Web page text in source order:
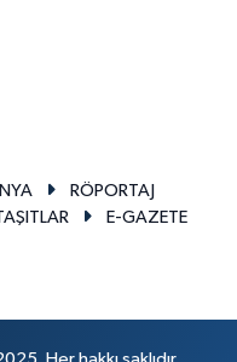
RÖPORTAJ
E-GAZETE